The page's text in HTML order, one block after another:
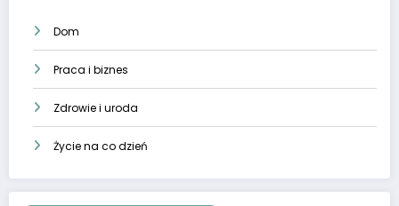
Dom
Praca i biznes
Zdrowie i uroda
Życie na co dzień